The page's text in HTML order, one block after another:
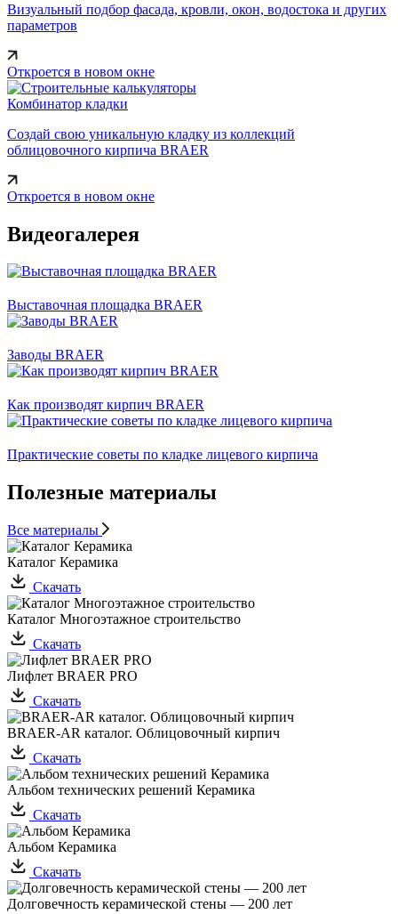
Визуальный подбор фасада, кровли, окон, водостока и других
параметров
Откроется в новом окне
Комбинатор кладки
Создай свою уникальную кладку из коллекций
облицовочного кирпича BRAER
Откроется в новом окне
Видеогалерея
Выставочная площадка BRAER
Заводы BRAER
Как производят кирпич BRAER
Практические советы по кладке лицевого кирпича
Полезные материалы
Все материалы
Каталог Керамика
Скачать
Каталог Многоэтажное строительство
Скачать
Лифлет BRAER PRO
Скачать
BRAER-AR каталог. Облицовочный кирпич
Скачать
Альбом технических решений Керамика
Скачать
Альбом Керамика
Скачать
Долговечность керамической стены — 200 лет